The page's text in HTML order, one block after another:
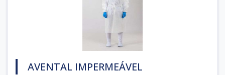
AVENTAL IMPERMEÁVEL